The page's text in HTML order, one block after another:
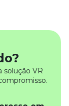
VR